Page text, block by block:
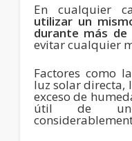
En cualquier
utilizar un
durante más
evitar cualquier
Factores como
luz solar directa,
exceso de
útil de un